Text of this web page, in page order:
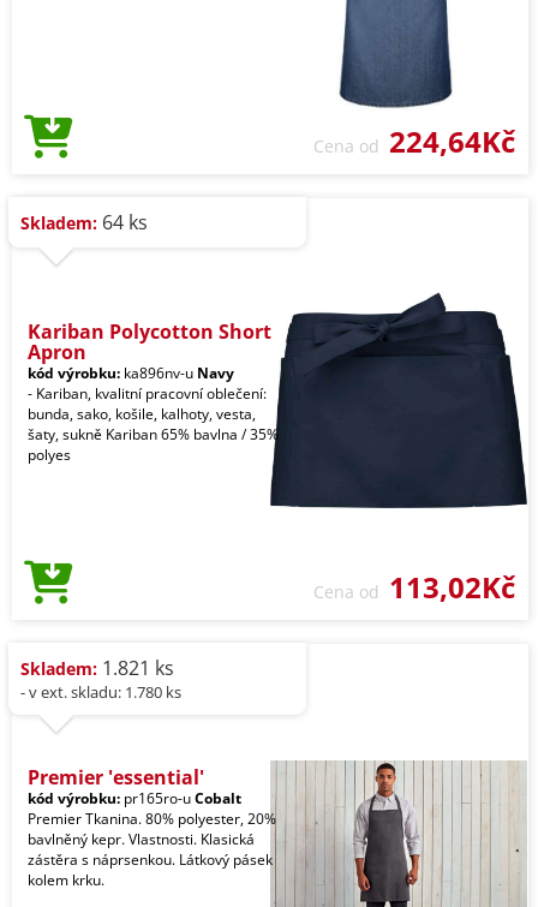
Cena od 224,64Kč
Skladem: 64 ks
Kariban Polycotton Short
Apron
kód výrobku: ka896nv-u Navy
- Kariban, kvalitní pracovní oblečení:
bunda, sako, košile, kalhoty, vesta,
šaty, sukně Kariban 65% bavlna / 35%
polyes
Cena od 113,02Kč
Skladem: 1.821 ks
- v ext. skladu: 1.780 ks
Premier 'essential'
kód výrobku: pr165ro-uCobalt
Premier Tkanina. 80% polyester, 20%
bavlněný kepr. Vlastnosti. Klasická
zástěra s náprsenkou. Látkový pásek
kolem krku.